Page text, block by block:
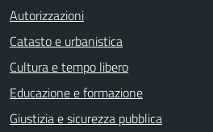
Autorizzazioni
Catasto e urbanistica
Cultura e tempo libero
Educazione e formazione
Giustizia e sicurezza pubblica